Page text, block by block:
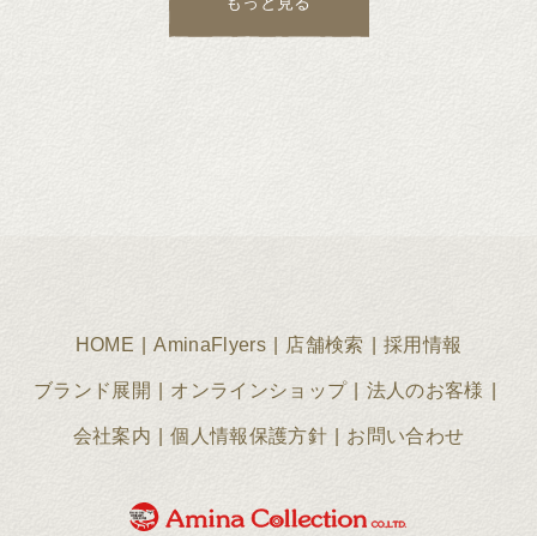
HOME AminaFlyers 店舗検索 採用情報
ブランド展開 オンラインショップ 法人のお客様
会社案内 個人情報保護方針 お問い合わせ